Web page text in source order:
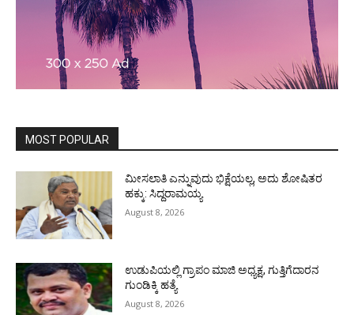
MOST POPULAR
ಮೀಸಲಾತಿ ಎನ್ನುವುದು ಭಿಕ್ಷೆಯಲ್ಲ, ಅದು ಶೋಷಿತರ
ಹಕ್ಕು: ಸಿದ್ದರಾಮಯ್ಯ
August 8, 2026
ಉಡುಪಿಯಲ್ಲಿ ಗ್ರಾಪಂ ಮಾಜಿ ಅಧ್ಯಕ್ಷ, ಗುತ್ತಿಗೆದಾರನ
ಗುಂಡಿಕ್ಕಿ ಹತ್ಯೆ
August 8, 2026